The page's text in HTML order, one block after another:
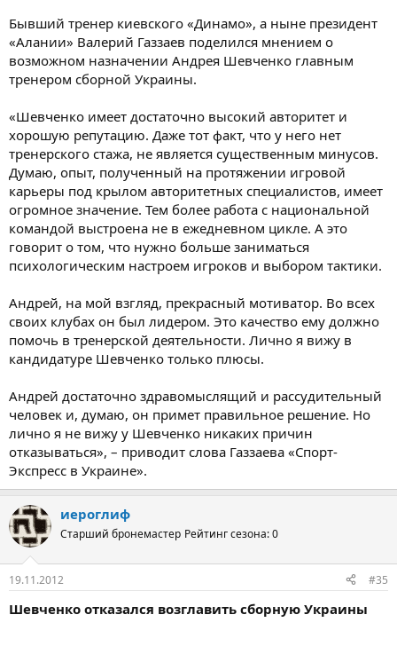
Бывший тренер киевского «Динамо», а ныне президент
«Алании» Валерий Газзаев поделился мнением о
возможном назначении Андрея Шевченко главным
тренером сборной Украины.
«Шевченко имеет достаточно высокий авторитет и
хорошую репутацию. Даже тот факт, что у него нет
тренерского стажа, не является существенным минусов.
Думаю, опыт, полученный на протяжении игровой
карьеры под крылом авторитетных специалистов, имеет
огромное значение. Тем более работа с национальной
командой выстроена не в ежедневном цикле. А это
говорит о том, что нужно больше заниматься
психологическим настроем игроков и выбором тактики.
Андрей, на мой взгляд, прекрасный мотиватор. Во всех
своих клубах он был лидером. Это качество ему должно
помочь в тренерской деятельности. Лично я вижу в
кандидатуре Шевченко только плюсы.
Андрей достаточно здравомыслящий и рассудительный
человек и, думаю, он примет правильное решение. Но
лично я не вижу у Шевченко никаких причин
отказываться», – приводит слова Газзаева «Спорт-
Экспресс в Украине».
иероглиф
Старший бронемастер Рейтинг сезона: 0
19.11.2012 #35
Шевченко отказался возглавить сборную Украины